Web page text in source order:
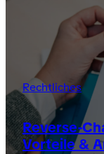
Rechtliches
Reverse-
Vorteile &